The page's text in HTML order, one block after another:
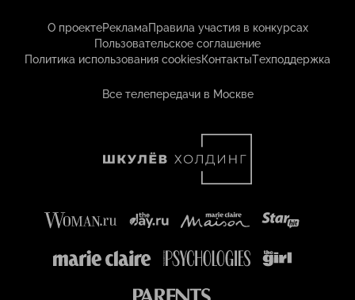
О проектеРекламаПравила участия в конкурсах
Пользовательское соглашение
Политика использования cookiesКонтактыТехподдержка
Все телепередачи в Москве